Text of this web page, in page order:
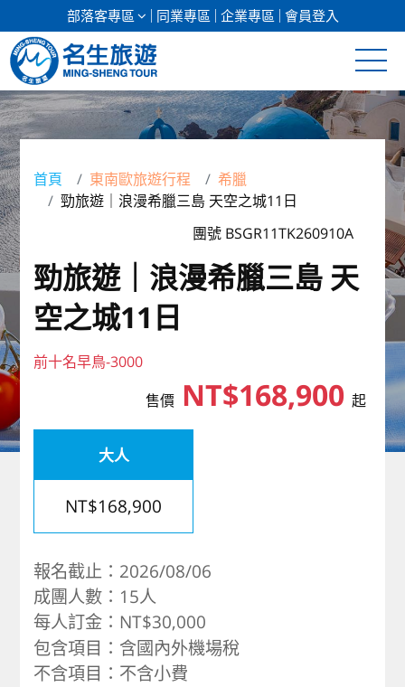
部落客專區 同業專區 企業專區 會員登入
清倉促銷
日本專館
郵輪假期
海島假期
韓國
東南亞
美加紐澳
歐洲
首頁 東南歐旅遊行程
希臘
勁旅遊｜浪漫希臘三島 天空之城11日
團號 BSGR11TK260910A
勁旅遊｜浪漫希臘三島 天
空之城11日
前十名早鳥-3000
售價NT$168,900 起
大人
NT$168,900
報名截止：2026/08/06
成團人數：15人
每人訂金：NT$30,000
包含項目：含國內外機場稅
不含項目：不含小費